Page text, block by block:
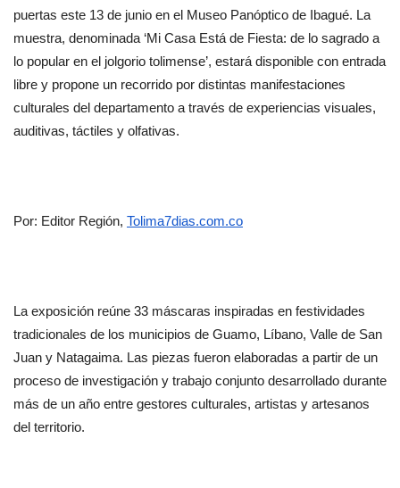
puertas este 13 de junio en el Museo Panóptico de Ibagué. La
muestra, denominada ‘Mi Casa Está de Fiesta: de lo sagrado a
lo popular en el jolgorio tolimense’, estará disponible con entrada
libre y propone un recorrido por distintas manifestaciones
culturales del departamento a través de experiencias visuales,
auditivas, táctiles y olfativas.
Por: Editor Región, Tolima7dias.com.co
La exposición reúne 33 máscaras inspiradas en festividades
tradicionales de los municipios de Guamo, Líbano, Valle de San
Juan y Natagaima. Las piezas fueron elaboradas a partir de un
proceso de investigación y trabajo conjunto desarrollado durante
más de un año entre gestores culturales, artistas y artesanos
del territorio.